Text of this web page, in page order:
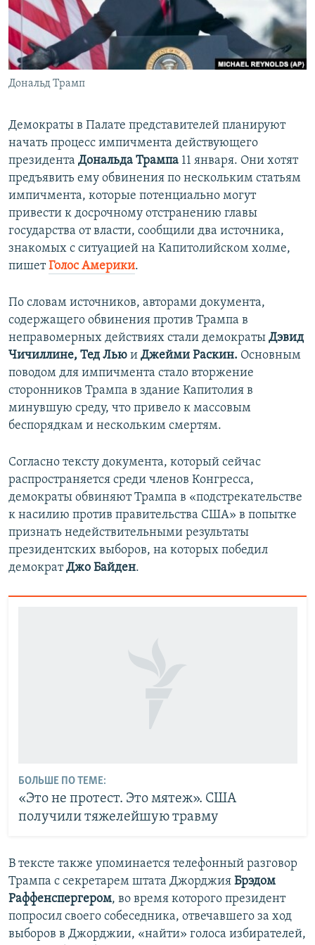
ПОБЕДИТЕЛЕЙ НЕ СУДЯТ?
КРЫМ.НЕПОКОРЕННЫЙ
ELIFBE
УКРАИНСКАЯ ПРОБЛЕМА КРЫМА
ПРИСОЕДИНЯЙТЕСЬ!
Дональд Трамп
Демократы в Палате представителей планируют
начать процесс импичмента действующего
президента Дональда Трампа 11 января. Они хотят
предъявить ему обвинения по нескольким статьям
импичмента, которые потенциально могут
привести к досрочному отстранению главы
государства от власти, сообщили два источника,
знакомых с ситуацией на Капитолийском холме,
пишетГолос Америки.
По словам источников, авторами документа,
содержащего обвинения против Трампа в
неправомерных действиях стали демократы Дэвид
Чичиллине, Тед Лью и Джейми Раскин. Основным
поводом для импичмента стало вторжение
сторонников Трампа в здание Капитолия в
минувшую среду, что привело к массовым
беспорядкам и нескольким смертям.
Согласно тексту документа, который сейчас
распространяется среди членов Конгресса,
демократы обвиняют Трампа в «подстрекательстве
к насилию против правительства США» в попытке
признать недействительными результаты
президентских выборов, на которых победил
демократДжо Байден.
БОЛЬШЕ ПО ТЕМЕ:
«Это не протест. Это мятеж». США
получили тяжелейшую травму
В тексте также упоминается телефонный разговор
Трампа с секретарем штата Джорджия Брэдом
Раффенспергером, во время которого президент
попросил своего собеседника, отвечавшего за ход
выборов в Джорджии, «найти» голоса избирателей,